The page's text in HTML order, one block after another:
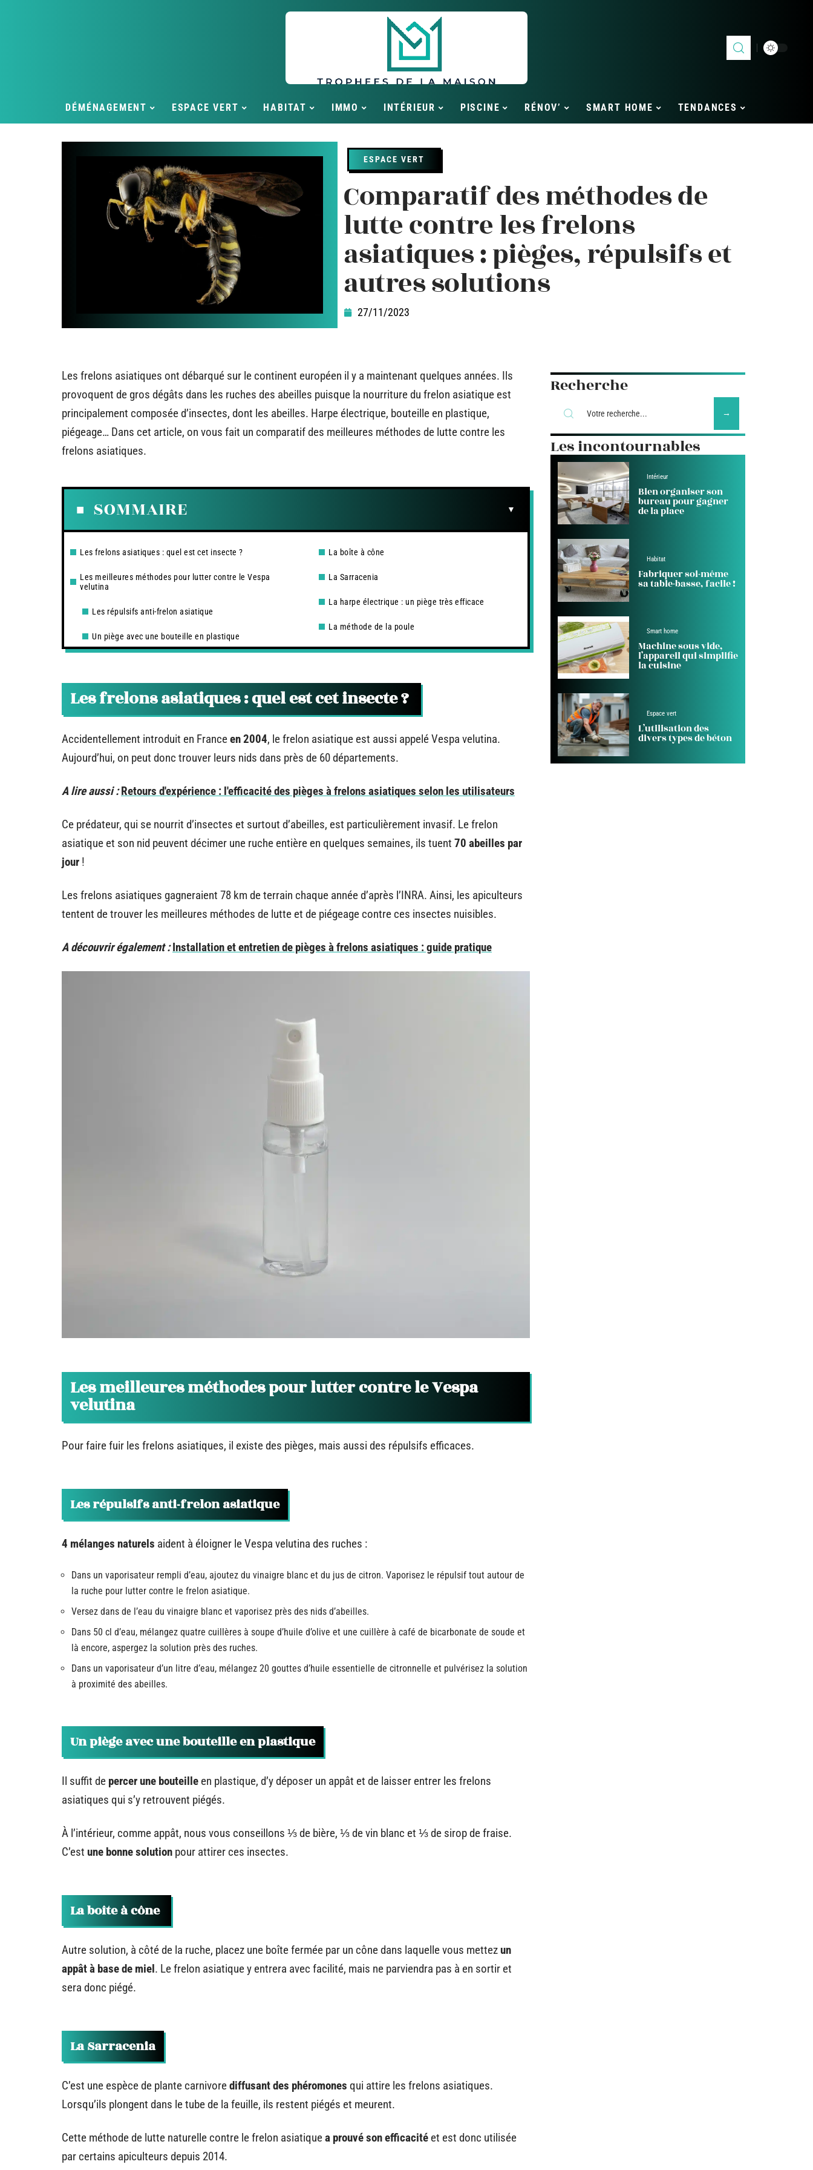
DÉMÉNAGEMENT ESPACE VERT HABITAT IMMO INTÉRIEUR PISCINE RÉNOV’ SMART HOME TENDANCES
ESPACE VERT
Comparatif des méthodes de
lutte contre les frelons
asiatiques : pièges, répulsifs et
autres solutions
27/11/2023
Les frelons asiatiques ont débarqué sur le continent européen il y a maintenant quelques années. Ils
provoquent de gros dégâts dans les ruches des abeilles puisque la nourriture du frelon asiatique est
principalement composée d’insectes, dont les abeilles. Harpe électrique, bouteille en plastique,
piégeage… Dans cet article, on vous fait un comparatif des meilleures méthodes de lutte contre les
frelons asiatiques.
SOMMAIRE
Les frelons asiatiques : quel est cet insecte ?
Les meilleures méthodes pour lutter contre le Vespa
velutina
Les répulsifs anti-frelon asiatique
Un piège avec une bouteille en plastique
La boîte à cône
La Sarracenia
La harpe électrique : un piège très efficace
La méthode de la poule
Les frelons asiatiques : quel est cet insecte ?
Accidentellement introduit en Franceen 2004, le frelon asiatique est aussi appelé Vespa velutina.
Aujourd’hui, on peut donc trouver leurs nids dans près de 60 départements.
A lire aussi : Retours d'expérience : l'efficacité des pièges à frelons asiatiques selon les utilisateurs
Ce prédateur, qui se nourrit d’insectes et surtout d’abeilles, est particulièrement invasif. Le frelon
asiatique et son nid peuvent décimer une ruche entière en quelques semaines, ils tuent 70 abeilles par
jour !
Les frelons asiatiques gagneraient 78 km de terrain chaque année d’après l’INRA. Ainsi, les apiculteurs
tentent de trouver les meilleures méthodes de lutte et de piégeage contre ces insectes nuisibles.
A découvrir également : Installation et entretien de pièges à frelons asiatiques : guide pratique
Les meilleures méthodes pour lutter contre le Vespa
velutina
Pour faire fuir les frelons asiatiques, il existe des pièges, mais aussi des répulsifs efficaces.
Les répulsifs anti-frelon asiatique
4 mélanges naturels aident à éloigner le Vespa velutina des ruches :
Dans un vaporisateur rempli d’eau, ajoutez du vinaigre blanc et du jus de citron. Vaporisez le répulsif tout autour de
la ruche pour lutter contre le frelon asiatique.
Versez dans de l’eau du vinaigre blanc et vaporisez près des nids d’abeilles.
Dans 50 cl d’eau, mélangez quatre cuillères à soupe d’huile d’olive et une cuillère à café de bicarbonate de soude et
là encore, aspergez la solution près des ruches.
Dans un vaporisateur d’un litre d’eau, mélangez 20 gouttes d’huile essentielle de citronnelle et pulvérisez la solution
à proximité des abeilles.
Un piège avec une bouteille en plastique
Il suffit de percer une bouteille en plastique, d’y déposer un appât et de laisser entrer les frelons
asiatiques qui s’y retrouvent piégés.
À l’intérieur, comme appât, nous vous conseillons ⅓ de bière, ⅓ de vin blanc et ⅓ de sirop de fraise.
C’est une bonne solution pour attirer ces insectes.
La boîte à cône
Autre solution, à côté de la ruche, placez une boîte fermée par un cône dans laquelle vous mettez un
appât à base de miel. Le frelon asiatique y entrera avec facilité, mais ne parviendra pas à en sortir et
sera donc piégé.
La Sarracenia
C’est une espèce de plante carnivorediffusant des phéromones qui attire les frelons asiatiques.
Lorsqu’ils plongent dans le tube de la feuille, ils restent piégés et meurent.
Cette méthode de lutte naturelle contre le frelon asiatiquea prouvé son efficacité et est donc utilisée
par certains apiculteurs depuis 2014.
Recherche
Les incontournables
Intérieur
Bien organiser son
bureau pour gagner
de la place
Habitat
Fabriquer soi-même
sa table-basse, facile !
Smart home
Machine sous vide,
l’appareil qui simplifie
la cuisine
Espace vert
L’utilisation des
divers types de béton